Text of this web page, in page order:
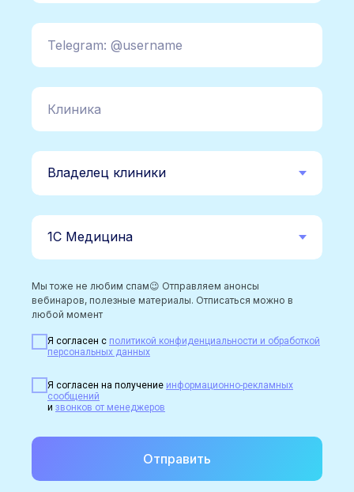
Telegram: @username
Клиника
Мы тоже не любим спам😉 Отправляем анонсы
вебинаров, полезные материалы. Отписаться можно в
любой момент
Я согласен с политикой конфиденциальности и обработкой
персональных данных
Я согласен на получение информационно-рекламных
сообщений
и звонков от менеджеров
Отправить